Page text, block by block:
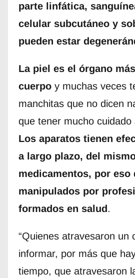
parte linfática,
celular subcutáneo y
pueden estar
La piel es el órgano
cuerpoy muchas veces
manchitas que no dicen
que tener mucho cuidado
Los aparatos tienen
a largo plazo, del
medicamentos, por eso
manipulados por
formados en salud.
“Quienes atravesaron un
informar, por más que
tiempo, que atravesaron